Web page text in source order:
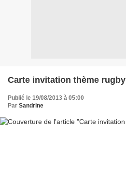
Carte invitation thème rugby
Publié le 19/08/2013 à 05:00
Par Sandrine